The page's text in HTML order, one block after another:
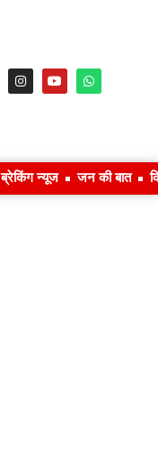
ब्रेकिंग न्यूज जन की बात